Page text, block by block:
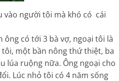
vào người tôi mà khó có cái
ông có tới 3 bà vợ, ngoại tôi là
tôi, một bần nông thứ thiệt, ba
lúa ruộng nữa. Ông ngoại cho
Lúc nhỏ tôi có 4 năm sống